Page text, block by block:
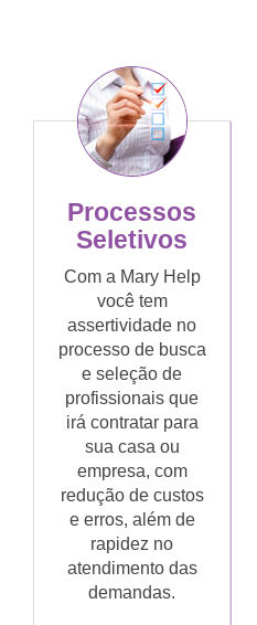
Processos
Seletivos
Com a Mary Help
você tem
assertividade no
processo de busca
e seleção de
profissionais que
irá contratar para
sua casa ou
empresa, com
redução de custos
e erros, além de
rapidez no
atendimento das
demandas.